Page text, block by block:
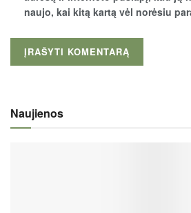
naujo, kai kitą kartą vėl norėsiu
Naujienos